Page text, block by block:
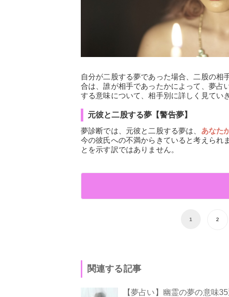
自分が二股する夢であった場合、二股の相
合は、誰が相手であったかによって、夢占
する意味について、相手別に詳しく見てい
元彼と二股する夢【警告夢】
夢診断では、元彼と二股する夢は、 あなた
今の彼氏への不満からきていると考えられ
とを示す訳ではありません。
1 2
関連する記事
【夢占い】幽霊の夢の意味